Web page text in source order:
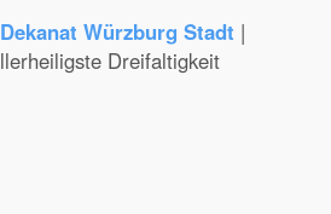
Dekanat Würzburg Stadt |
Dreifaltigkeit